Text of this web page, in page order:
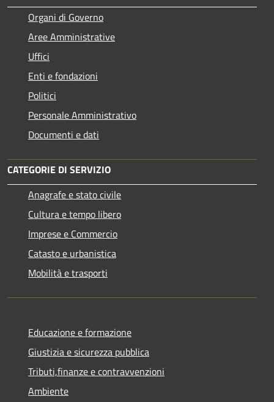
Organi di Governo
Aree Amministrative
Uffici
Enti e fondazioni
Politici
Personale Amministrativo
Documenti e dati
CATEGORIE DI SERVIZIO
Anagrafe e stato civile
Cultura e tempo libero
Imprese e Commercio
Catasto e urbanistica
Mobilità e trasporti
Educazione e formazione
Giustizia e sicurezza pubblica
Tributi,finanze e contravvenzioni
Ambiente